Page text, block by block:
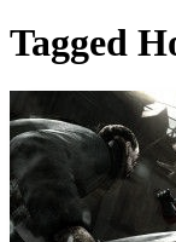
Tagged